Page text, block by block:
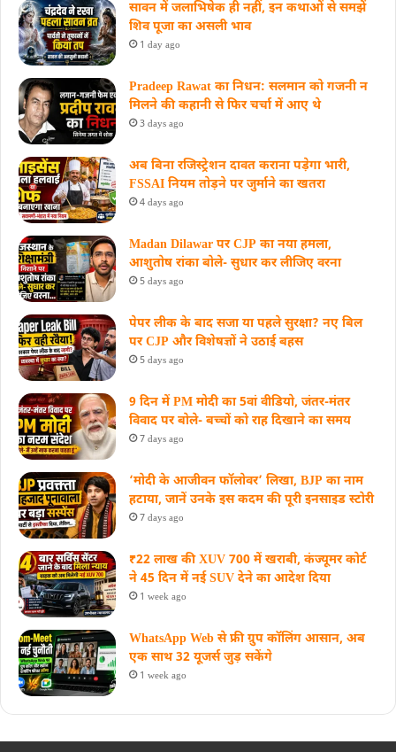
सावन में जलाभिषेक ही नहीं, इन कथाओं से समझें
शिव पूजा का असली भाव
1 day ago
Pradeep Rawat का निधन: सलमान को गजनी न
मिलने की कहानी से फिर चर्चा में आए थे
3 days ago
अब बिना रजिस्ट्रेशन दावत कराना पड़ेगा भारी,
FSSAI नियम तोड़ने पर जुर्माने का खतरा
4 days ago
Madan Dilawar पर CJP का नया हमला,
आशुतोष रांका बोले- सुधार कर लीजिए वरना
5 days ago
पेपर लीक के बाद सजा या पहले सुरक्षा? नए बिल
पर CJP और विशेषज्ञों ने उठाई बहस
5 days ago
9 दिन में PM मोदी का 5वां वीडियो, जंतर-मंतर
विवाद पर बोले- बच्चों को राह दिखाने का समय
7 days ago
‘मोदी के आजीवन फॉलोवर’ लिखा, BJP का नाम
हटाया, जानें उनके इस कदम की पूरी इनसाइड स्‍टोरी
7 days ago
₹22 लाख की XUV 700 में खराबी, कंज्यूमर कोर्ट
ने 45 दिन में नई SUV देने का आदेश दिया
1 week ago
WhatsApp Web से फ्री ग्रुप कॉलिंग आसान, अब
एक साथ 32 यूजर्स जुड़ सकेंगे
1 week ago